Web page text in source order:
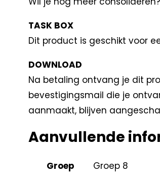
TASK BOX
Dit product is geschikt voor
DOWNLOAD
Na betaling ontvang je dit
bevestigingsmail die je
aanmaakt, blijven
Aanvullende
Groep Groep 8